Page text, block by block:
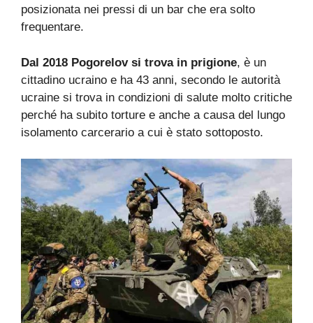
posizionata nei pressi di un bar che era solto
frequentare.
Dal 2018 Pogorelov si trova in prigione, è un
cittadino ucraino e ha 43 anni, secondo le autorità
ucraine si trova in condizioni di salute molto critiche
perché ha subito torture e anche a causa del lungo
isolamento carcerario a cui è stato sottoposto.